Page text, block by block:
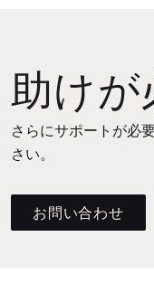
助けが
さらにサポートが必
さい。
お問い合わせ